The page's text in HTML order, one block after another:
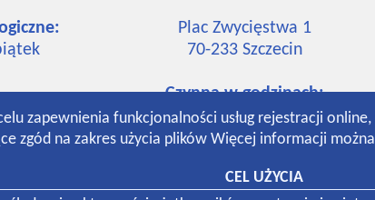
Plac Zwycięstwa 1
70-233 Szczecin
Czynna w godzinach:
7:30-19:00 poniedziałek-piątek
8:30-13:00 sobota
zapewnienia funkcjonalności usług rejestracji
zgód na zakres użycia plików Więcej informacji
CEL UŻYCIA